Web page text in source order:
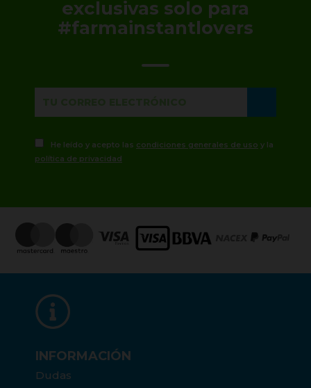
exclusivas solo para
#farmainstantlovers
He leído y acepto las condiciones generales de uso y la
política de privacidad
INFORMACIÓN
Dudas